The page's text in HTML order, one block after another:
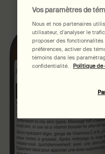
Vos paramètres de
Nous et nos partenaires
utilisateur, d’analyser le
proposer des
préférences, activer des
témoins dans les
confidentialité.
Politique